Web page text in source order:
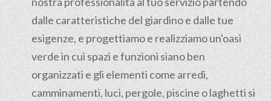
dalle caratteristiche del giardino e dalle tue
esigenze, e progettiamo e realizziamo un'oasi
verde in cui spazi e funzioni siano ben
organizzati e gli elementi come arredi,
camminamenti, luci, pergole, piscine o laghetti si